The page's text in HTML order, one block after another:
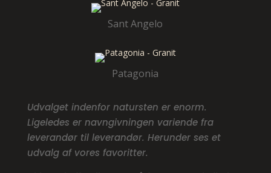
Sant Angelo
Patagonia
Udvalget indenfor natursten er enorm.
Ligeledes er navngivningen variende fra
leverandør til leverandør. Herunder ses et
udvalg af vores favoritter.